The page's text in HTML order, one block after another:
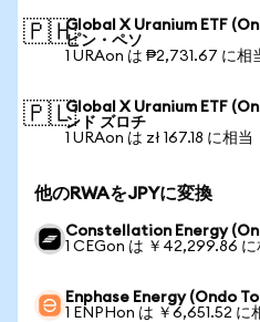
🇵🇭Global X Uranium ETF
ピン・ペソ
1 URAon は ₱2,731.67 に相
🇵🇱Global X Uranium ETF
ンド ズロチ
1 URAon は zł 167.18 に相当
他のRWAをJPYに変換
Constellation Energy
1 CEGon は ￥42,299.86 に
Enphase Energy (Ondo
1 ENPHon は ￥6,651.52 に